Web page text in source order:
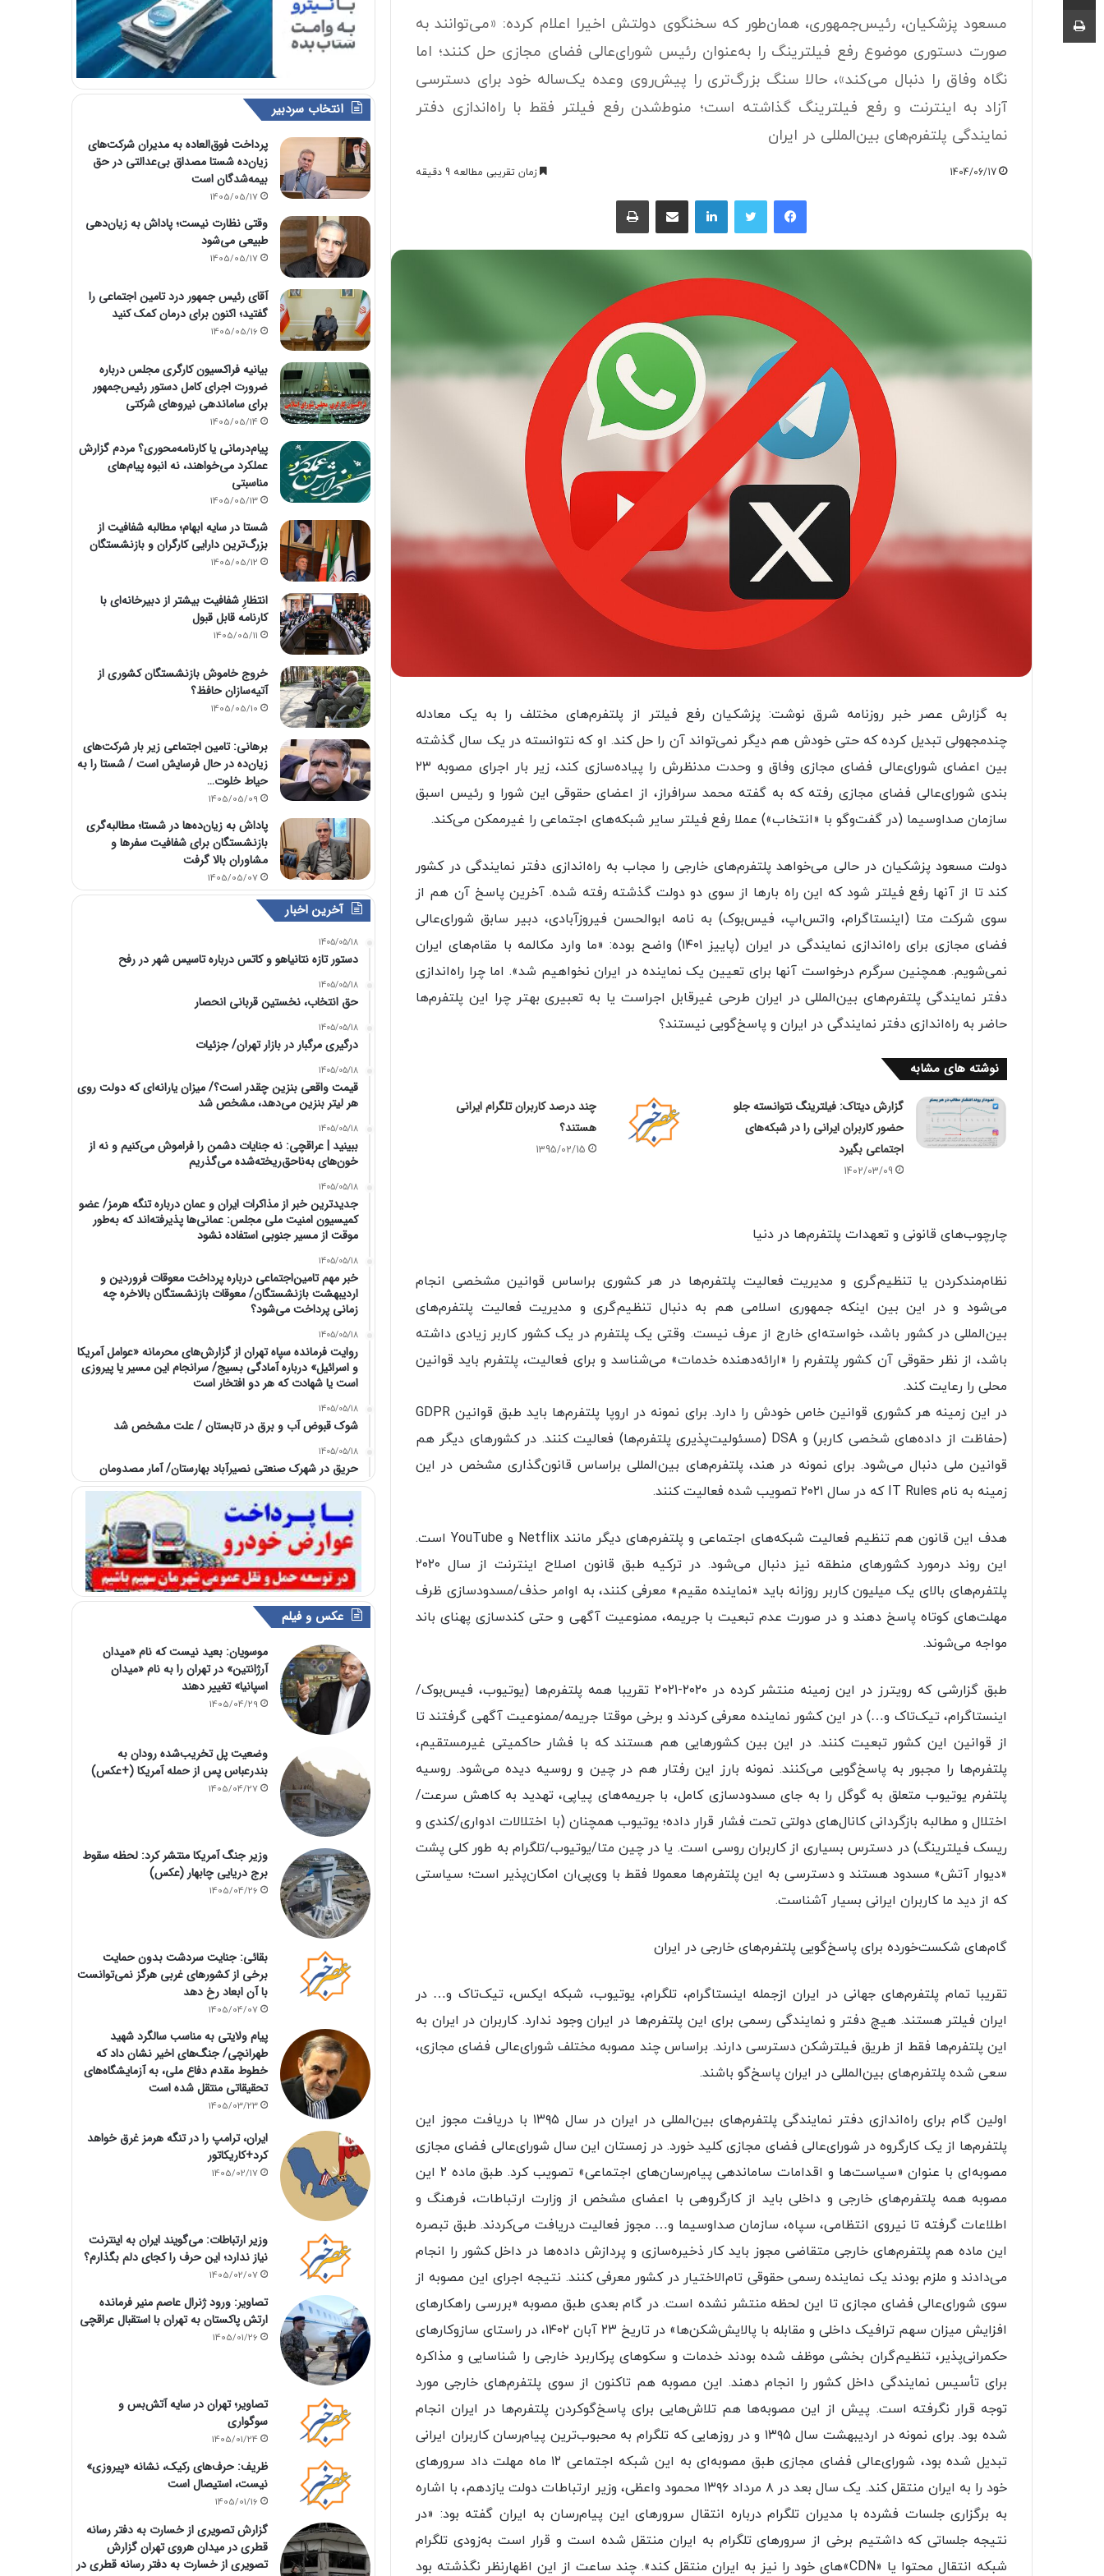
مسعود پزشکیان، رئیس‌جمهوری، همان‌طور که سخنگوی دولتش اخیرا اعلام کرده: «می‌توانند به
صورت دستوری موضوع رفع فیلترینگ را به‌عنوان رئیس شورای‌عالی فضای مجازی حل کنند؛ اما
نگاه وفاق را دنبال می‌کند»، حالا سنگ بزرگ‌تری را پیش‌روی وعده یک‌ساله خود برای دسترسی
آزاد به اینترنت و رفع فیلترینگ گذاشته است؛‌ منوط‌شدن رفع فیلتر فقط با راه‌اندازی دفتر
نمایندگی پلتفرم‌های بین‌المللی در ایران
1404/06/17 زمان تقریبی مطالعه 9 دقیقه
فیسبوک لینکداین
به گزارش عصر خبر روزنامه شرق نوشت: پزشکیان رفع فیلتر از پلتفرم‌های مختلف را به یک معادله
چندمجهولی تبدیل کرده که حتی خودش هم دیگر نمی‌تواند آن را حل کند. او که نتوانسته در یک سال گذشته
بین اعضای شورای‌عالی فضای مجازی وفاق و وحدت مدنظرش را پیاده‌سازی کند، زیر بار اجرای مصوبه ۲۳
بندی شورای‌عالی فضای مجازی رفته که به گفته محمد سرافراز، از اعضای حقوقی این شورا و رئیس اسبق
سازمان صداوسیما (در گفت‌وگو با «انتخاب») عملا رفع فیلتر سایر شبکه‌های اجتماعی را غیرممکن می‌کند.
دولت مسعود پزشکیان در حالی می‌خواهد پلتفرم‌های خارجی را مجاب به راه‌اندازی دفتر نمایندگی در کشور
کند تا از آنها رفع فیلتر شود که این راه بارها از سوی دو دولت گذشته رفته شده. آخرین پاسخ آن هم از
سوی شرکت متا (اینستاگرام، واتس‌اپ، فیس‌بوک) به نامه ابوالحسن فیروزآبادی، دبیر سابق شورای‌عالی
فضای مجازی برای راه‌اندازی نمایندگی در ایران (پاییز ۱۴۰۱) واضح بوده: «ما وارد مکالمه با مقام‌های ایران
نمی‌شویم. همچنین سرگرم درخواست آنها برای تعیین یک نماینده در ایران نخواهیم شد». اما چرا راه‌اندازی
دفتر نمایندگی پلتفرم‌های بین‌المللی در ایران طرحی غیرقابل اجراست یا به تعبیری بهتر چرا این پلتفرم‌ها
حاضر به راه‌اندازی دفتر نمایندگی در ایران و پاسخ‌گویی نیستند؟
نوشته های مشابه
گزارش دیتاک: فیلترینگ نتوانسته جلو
حضور کاربران ایرانی را در شبکه‌های
اجتماعی بگیرد
1402/03/09
چند درصد کاربران تلگرام ایرانی
هستند؟
1395/02/15
چارچوب‌های قانونی و تعهدات پلتفرم‌ها در دنیا
نظام‌مندکردن یا تنظیم‌گری و مدیریت فعالیت پلتفرم‌ها در هر کشوری براساس قوانین مشخصی انجام
می‌شود و در این بین اینکه جمهوری اسلامی هم به دنبال تنظیم‌گری و مدیریت فعالیت پلتفرم‌های
بین‌المللی در کشور باشد، خواسته‌ای خارج از عرف نیست. وقتی یک پلتفرم در یک کشور کاربر زیادی داشته
باشد، از نظر حقوقی آن کشور پلتفرم را «ارائه‌دهنده خدمات» می‌شناسد و برای فعالیت، پلتفرم باید قوانین
محلی را رعایت کند.
در این زمینه هر کشوری قوانین خاص خودش را دارد. برای نمونه در اروپا پلتفرم‌ها باید طبق قوانین GDPR
(حفاظت از داده‌های شخصی کاربر) و DSA (مسئولیت‌پذیری پلتفرم‌ها)‌ فعالیت کنند. در کشورهای دیگر هم
قوانین ملی دنبال می‌شود. برای نمونه در هند، پلتفرم‌های بین‌المللی براساس قانون‌گذاری مشخص در این
زمینه به نام IT Rules که در سال ۲۰۲۱ تصویب شده فعالیت کنند.
هدف این قانون هم تنظیم فعالیت شبکه‌های اجتماعی و پلتفرم‌های دیگر مانند Netflix و YouTube است.
این روند درمورد کشورهای منطقه نیز دنبال می‌شود. در ترکیه طبق قانون اصلاح اینترنت از سال ۲۰۲۰
پلتفرم‌های بالای یک میلیون کاربر روزانه باید «نماینده مقیم» معرفی کنند، به اوامر حذف/مسدودسازی ظرف
مهلت‌های کوتاه پاسخ دهند و در صورت عدم تبعیت با جریمه، ممنوعیت آگهی و حتی کندسازی پهنای‌ باند
مواجه می‌شوند.
طبق گزارشی که رویترز در این زمینه منتشر کرده در ۲۰۲۰-2021 تقریبا همه پلتفرم‌ها (یوتیوب، فیس‌بوک/
اینستاگرام، تیک‌تاک و…) در این کشور نماینده معرفی کردند و برخی موقتا جریمه/ممنوعیت آگهی گرفتند تا
از قوانین این کشور تبعیت کنند. در این بین کشورهایی هم هستند که با فشار حاکمیتی غیرمستقیم،
پلتفرم‌ها را مجبور به پاسخ‌گویی می‌کنند. نمونه بارز این رفتار هم در چین و روسیه دیده می‌شود. روسیه
پلتفرم یوتیوب متعلق به گوگل را به‌ جای مسدودسازی کامل، با جریمه‌های پیاپی، تهدید به کاهش سرعت/
اختلال و مطالبه بازگردانی کانال‌های دولتی تحت فشار قرار داده؛ یوتیوب همچنان (با اختلالات ادواری/کندی و
ریسک فیلترینگ) در دسترس بسیاری از کاربران روسی است. یا در چین متا/یوتیوب/تلگرام به‌ طور کلی پشت
«دیوار آتش» مسدود هستند و دسترسی به این پلتفرم‌ها معمولا فقط با وی‌پی‌ان امکان‌پذیر است؛ سیاستی
که از دید ما کاربران ایرانی بسیار آشناست.
گام‌های شکست‌خورده برای پاسخ‌گویی پلتفرم‌های خارجی در ایران
تقریبا تمام پلتفرم‌های جهانی در ایران ازجمله اینستاگرام، تلگرام، یوتیوب، شبکه ایکس، تیک‌تاک و… در
ایران فیلتر هستند. هیچ دفتر و نمایندگی رسمی برای این پلتفرم‌ها در ایران وجود ندارد. کاربران در ایران به
این پلتفرم‌ها فقط از طریق فیلترشکن دسترسی دارند. براساس چند مصوبه مختلف شورای‌عالی فضای مجازی،
سعی شده پلتفرم‌های بین‌المللی در ایران پاسخ‌گو باشند.
اولین گام برای راه‌اندازی دفتر نمایندگی پلتفرم‌های بین‌المللی در ایران در سال ۱۳۹۵ با دریافت مجوز این
پلتفرم‌ها از یک کارگروه در شورای‌عالی فضای مجازی کلید خورد. در زمستان این سال شورای‌عالی فضای مجازی
مصوبه‌ای با عنوان «سیاست‌ها و اقدامات ساماندهی پیام‌رسان‌های اجتماعی» تصویب کرد. طبق ماده ۲ این
مصوبه همه پلتفرم‌های خارجی و داخلی باید از کارگروهی با اعضای مشخص از وزارت ارتباطات، فرهنگ و
اطلاعات گرفته تا نیروی انتظامی، سپاه، سازمان صداوسیما و… مجوز فعالیت دریافت می‌کردند. طبق تبصره
این ماده هم پلتفرم‌های خارجی متقاضی مجوز باید کار ذخیره‌سازی و پردازش داده‌ها در داخل کشور را انجام
می‌دادند و ملزم بودند یک نماینده رسمی حقوقی تام‌الاختیار در کشور معرفی کنند. نتیجه اجرای این مصوبه از
سوی شورای‌عالی فضای مجازی تا این لحظه منتشر نشده است. در گام بعدی طبق مصوبه «بررسی راهکارهای
افزایش میزان سهم ترافیک داخلی و مقابله با پالایش‌شکن‌ها» در تاریخ ۲۳ آبان ۱۴۰۲، در راستای سازوکارهای
حکمرانی‌پذیر، تنظیم‌گران بخشی موظف شده بودند خدمات و سکوهای پرکاربرد خارجی را شناسایی و مذاکره
برای تأسیس نمایندگی داخل کشور را انجام دهند. این مصوبه هم تاکنون از سوی پلتفرم‌های خارجی مورد
توجه قرار نگرفته است. پیش از این مصوبه‌ها هم تلاش‌هایی برای پاسخ‌گوکردن پلتفرم‌ها در ایران انجام
شده بود. برای نمونه در اردیبهشت سال ۱۳۹۵ و در روزهایی که تلگرام به محبوب‌ترین پیام‌رسان کاربران ایرانی
تبدیل شده بود، شورای‌عالی فضای مجازی طبق مصوبه‌ای به این شبکه اجتماعی ۱۲ ماه مهلت داد سرورهای
خود را به ایران منتقل کند. یک سال بعد در ۸ مرداد ۱۳۹۶ محمود واعظی، وزیر ارتباطات دولت یازدهم، با اشاره
به برگزاری جلسات فشرده با مدیران تلگرام درباره انتقال سرورهای این پیام‌رسان به ایران گفته بود: «در
نتیجه جلساتی که داشتیم برخی از سرورهای تلگرام به ایران منتقل شده است و قرار است به‌زودی تلگرام
شبکه انتقال محتوا یا «CDN»های خود را نیز به ایران منتقل کند». چند ساعت از این اظهارنظر نگذشته بود
انتخاب سردبیر
پرداخت فوق‌العاده به مدیران شرکت‌های
زیان‌ده شستا مصداق بی‌عدالتی در حق
بیمه‌شدگان است
1405/05/17
وقتی نظارت نیست؛ پاداش به زیان‌دهی
طبیعی می‌شود
1405/05/17
آقای رئیس جمهور درد تامین اجتماعی را
گفتید؛ اکنون برای درمان کمک کنید
1405/05/16
بیانیه فراکسیون کارگری مجلس درباره
ضرورت اجرای کامل دستور رئیس‌جمهور
برای ساماندهی نیروهای شرکتی
1405/05/14
پیام‌درمانی یا کارنامه‌محوری؟ مردم گزارش
عملکرد می‌خواهند، نه انبوه پیام‌های
مناسبتی
1405/05/13
شستا در سایه ابهام؛ مطالبه شفافیت از
بزرگ‌ترین دارایی کارگران و بازنشستگان
1405/05/12
انتظارِ شفافیت بیشتر از دبیرخانه‌ای با
کارنامه قابل قبول
1405/05/11
خروج خاموش بازنشستگان کشوری از
آتیه‌سازان حافظ؟
1405/05/10
برهانی: تامین اجتماعی زیر بار شرکت‌های
زیان‌ده در حال فرسایش است / شستا را به
حیاط خلوت…
1405/05/09
پاداش به زیان‌ده‌ها در شستا؛ مطالبه‌گری
بازنشستگان برای شفافیت سفرها و
مشاوران بالا گرفت
1405/05/07
آخرین اخبار
1405/05/18
دستور تازه نتانیاهو و کاتس درباره تاسیس شهر در رفح
1405/05/18
حق انتخاب، نخستین قربانی انحصار
1405/05/18
درگیری مرگبار در بازار تهران/ جزئیات
1405/05/18
قیمت واقعی بنزین چقدر است؟/ میزان یارانه‌ای که دولت روی
هر لیتر بنزین می‌دهد، مشخص شد
1405/05/18
ببینید | عراقچی: نه جنایات دشمن را فراموش می‌کنیم و نه از
خون‌های به‌ناحق‌ریخته‌شده می‌گذریم
1405/05/18
جدیدترین خبر از مذاکرات ایران و عمان درباره تنگه هرمز/ عضو
کمیسیون امنیت ملی مجلس: عمانی‌ها پذیرفته‌اند که به‌طور
موقت از مسیر جنوبی استفاده نشود
1405/05/18
خبر مهم تامین‌اجتماعی درباره پرداخت معوقات فروردین و
اردیبهشت بازنشستگان/ معوقات بازنشستگان بالاخره چه
زمانی پرداخت می‌شود؟
1405/05/18
روایت فرمانده سپاه تهران از گزارش‌های محرمانه «عوامل آمریکا
و اسرائیل» درباره آمادگی بسیج/ سرانجام این مسیر یا پیروزی
است یا شهادت که هر دو افتخار است
1405/05/18
شوک قبوض آب و برق در تابستان / علت مشخص شد
1405/05/18
حریق در شهرک صنعتی نصیرآباد بهارستان/ آمار مصدومان
عکس و فیلم
موسویان: بعید نیست که نام «میدان
آرژانتین» در تهران را به نام «میدان
اسپانیا» تغییر دهند
1405/04/29
وضعیت پل تخریب‌شده رودان به
بندرعباس پس از حمله آمریکا (+عکس)
1405/04/27
وزیر جنگ آمریکا منتشر کرد: لحظه سقوط
برج دریایی چابهار (عکس)
1405/04/26
بقائی: جنایت سردشت بدون حمایت
برخی از کشورهای غربی هرگز نمی‌توانست
با آن ابعاد رخ دهد
1405/04/07
پیام ولایتی به مناسب سالگرد شهید
طهرانچی/ جنگ‌های اخیر نشان داد که
خطوط مقدم دفاع ملی، به آزمایشگاه‌های
تحقیقاتی منتقل شده است
1405/03/23
ایران، ترامپ را در تنگه هرمز غرق خواهد
کرد+کاریکاتور
1405/02/17
وزیر ارتباطات: می‌گویند ایران به اینترنت
نیاز ندارد؛ این حرف را کجای دلم بگذارم؟
1405/02/07
تصاویر: ورود ژنرال عاصم منیر فرمانده
ارتش پاکستان به تهران با استقبال عراقچی
1405/01/26
تصاویر؛ تهران در سایه آتش‌بس و
سوگواری
1405/01/24
ظریف: حرف‌های رکیک، نشانه «پیروزی»
نیست، استیصال است
1405/01/16
گزارش تصویری از خسارت به دفتر رسانه
قطری در میدان هروی تهران گزارش
تصویری از خسارت به دفتر رسانه قطری در